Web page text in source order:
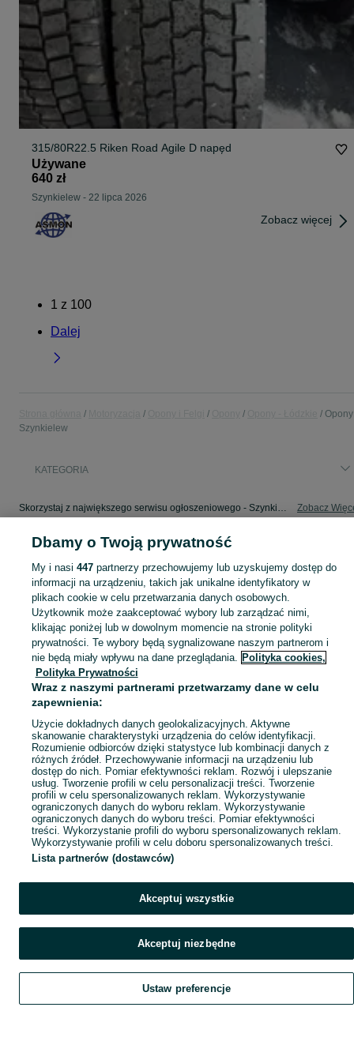
315/80R22.5 Riken Road Agile D napęd
Używane
640 zł
Szynkielew - 22 lipca 2026
Zobacz więcej
1 z 100
Dalej
Szynkielew
KATEGORIA
Skorzystaj z największego serwisu ogłoszeniowego - Szynkielew i okolice! - kupuj lub sprzedawaj jeszcze wygodniej w kategorii Opony! Zobacz
Mapa kategorii
Mapa miejscowości
Mapa ministron
Popularne wyszukiwania
Szukaj Obserwujesz Dodaj Czat Konto
Dbamy o Twoją prywatność
My i nasi 447partnerzy przechowujemy lub uzyskujemy dostęp do
informacji na urządzeniu, takich jak unikalne identyfikatory w
plikach cookie w celu przetwarzania danych osobowych.
Użytkownik może zaakceptować wybory lub zarządzać nimi,
klikając poniżej lub w dowolnym momencie na stronie polityki
prywatności. Te wybory będą sygnalizowane naszym partnerom i
nie będą miały wpływu na dane przeglądania. Polityka cookies,
Polityka Prywatności
Wraz z naszymi partnerami przetwarzamy dane w celu
zapewnienia:
Użycie dokładnych danych geolokalizacyjnych. Aktywne
skanowanie charakterystyki urządzenia do celów identyfikacji.
Rozumienie odbiorców dzięki statystyce lub kombinacji danych z
różnych źródeł. Przechowywanie informacji na urządzeniu lub
dostęp do nich. Pomiar efektywności reklam. Rozwój i ulepszanie
usług. Tworzenie profili w celu personalizacji treści. Tworzenie
profili w celu spersonalizowanych reklam. Wykorzystywanie
ograniczonych danych do wyboru reklam. Wykorzystywanie
ograniczonych danych do wyboru treści. Pomiar efektywności
treści. Wykorzystanie profili do wyboru spersonalizowanych reklam.
Wykorzystywanie profili w celu doboru spersonalizowanych treści.
Lista partnerów (dostawców)
Akceptuj wszystkie
Akceptuj niezbędne
Ustaw preferencje